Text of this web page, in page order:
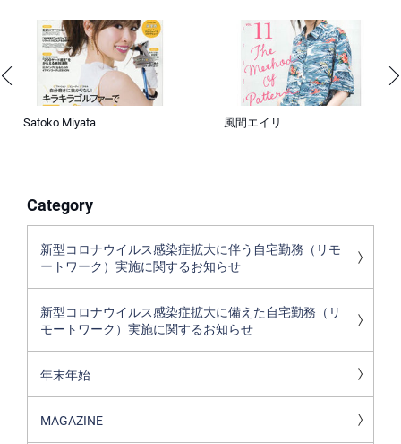
Satoko Miyata 風間エイリ
Category
新型コロナウイルス感染症拡大に伴う自宅勤務（リモ
ートワーク）実施に関するお知らせ
新型コロナウイルス感染症拡大に備えた自宅勤務（リ
モートワーク）実施に関するお知らせ
年末年始
MAGAZINE